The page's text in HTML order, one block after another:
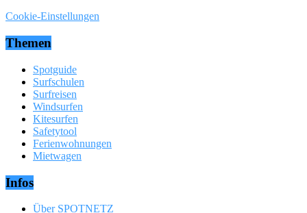
Cookie-Einstellungen
Themen
Spotguide
Surfschulen
Surfreisen
Windsurfen
Kitesurfen
Safetytool
Ferienwohnungen
Mietwagen
Infos
Über SPOTNETZ